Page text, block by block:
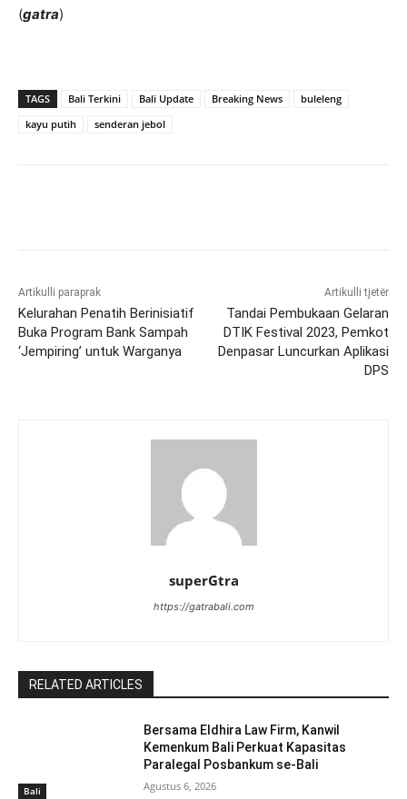
(gatra)
TAGS Bali Terkini Bali Update Breaking News
buleleng
kayu putih
senderan jebol
Artikulli paraprak
Kelurahan Penatih Berinisiatif
Buka Program Bank Sampah
‘Jempiring’ untuk Warganya
Artikulli tjetër
Tandai Pembukaan Gelaran
DTIK Festival 2023, Pemkot
Denpasar Luncurkan Aplikasi
DPS
superGtra
https://gatrabali.com
RELATED ARTICLES
Bali
Bersama Eldhira Law Firm, Kanwil
Kemenkum Bali Perkuat Kapasitas
Paralegal Posbankum se-Bali
Agustus 6, 2026